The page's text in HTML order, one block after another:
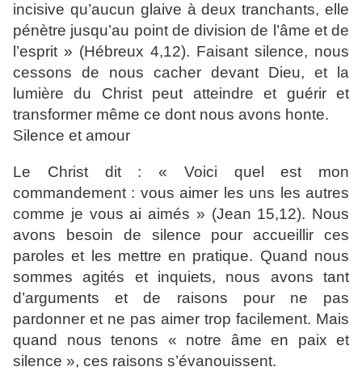
incisive qu’aucun glaive à deux tranchants, elle
pénètre jusqu’au point de division de l’âme et de
l’esprit » (Hébreux 4,12). Faisant silence, nous
cessons de nous cacher devant Dieu, et la
lumière du Christ peut atteindre et guérir et
transformer même ce dont nous avons honte.
Silence et amour
Le Christ dit : « Voici quel est mon
commandement : vous aimer les uns les autres
comme je vous ai aimés » (Jean 15,12). Nous
avons besoin de silence pour accueillir ces
paroles et les mettre en pratique. Quand nous
sommes agités et inquiets, nous avons tant
d’arguments et de raisons pour ne pas
pardonner et ne pas aimer trop facilement. Mais
quand nous tenons « notre âme en paix et
silence », ces raisons s’évanouissent.